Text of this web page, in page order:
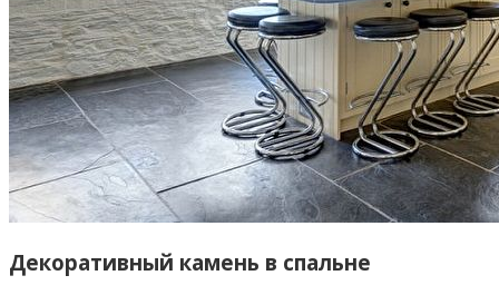
Декоративный камень в спальне